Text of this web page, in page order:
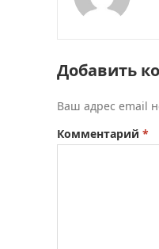
Добавить
Ваш адрес email
Комментарий *